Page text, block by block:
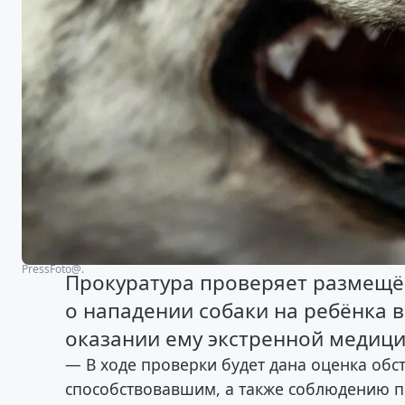
PressFoto@.Прокуратура проверяет
о нападении собаки на
оказании ему экстренной
— В ходе проверки будет дана оценка
способствовавшим, а также соблюдению